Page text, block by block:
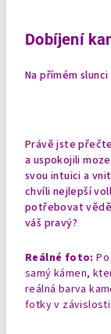
Dobíjení
Na přímém
Právě jste
a uspokojili
svou intuici a
chvíli nejlepší
potřebovat
váš pravý?
Reálné foto:
samý kámen,
reálná barva
fotky v